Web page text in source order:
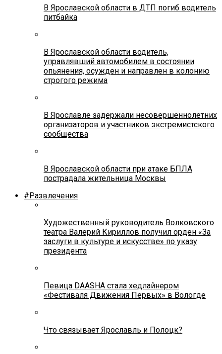
В Ярославской области в ДТП погиб водитель
питбайка
В Ярославской области водитель,
управлявший автомобилем в состоянии
опьянения, осужден и направлен в колонию
строгого режима
В Ярославле задержали несовершеннолетних
организаторов и участников экстремистского
сообщества
В Ярославской области при атаке БПЛА
пострадала жительница Москвы
#Развлечения
Художественный руководитель Волковского
театра Валерий Кириллов получил орден «За
заслуги в культуре и искусстве» по указу
президента
Певица DAASHA стала хедлайнером
«Фестиваля Движения Первых» в Вологде
Что связывает Ярославль и Полоцк?